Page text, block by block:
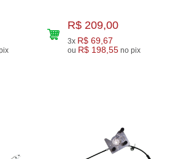
pix
R$ 209,00
3x R$ 69,67
ou R$ 198,55 no pix